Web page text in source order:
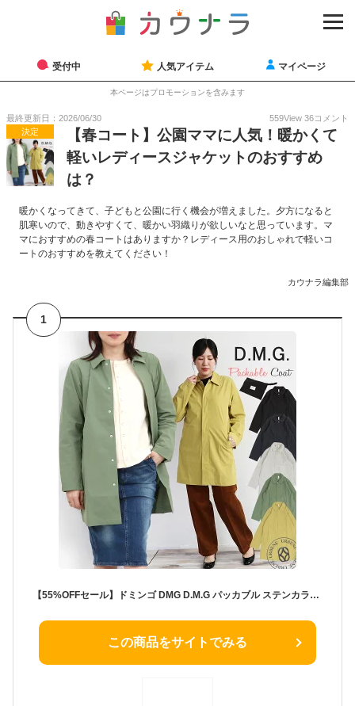
受付中 人気アイテム マイページ
本ページはプロモーションを含みます
最終更新日：2026/06/30 559View 36コメント
決定
【春コート】公園ママに人気！暖かくて
軽いレディースジャケットのおすすめ
は？
暖かくなってきて、子どもと公園に行く機会が増えました。夕方になると
肌寒いので、動きやすくて、暖かい羽織りが欲しいなと思っています。マ
マにおすすめの春コートはありますか？レディース用のおしゃれで軽いコ
ートのおすすめを教えてください！
カウナラ編集部
1
【55%OFFセール】ドミンゴ DMG D.M.G パッカブル ステンカラー コート ( 18-571x ) ジャケット アウター 春コート スプリングコート ストレッチナイロン トラベルジャケット タイトシルエット レディース urbene アーベン LADIES DOMINGO ディーエムジー
この商品をサイトでみる